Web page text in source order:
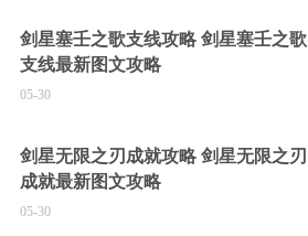
剑星塞壬之歌支线攻略 剑星塞壬之歌
支线最新图文攻略
05-30
剑星无限之刃成就攻略 剑星无限之刃
成就最新图文攻略
05-30